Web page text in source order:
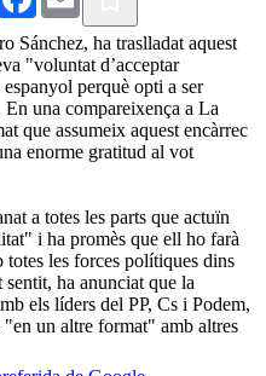
Sánchez, ha traslladat aquest
"voluntat d’acceptar
perquè opti a ser
una compareixença a La
que assumeix aquest encàrrec
enorme gratitud al vot
a totes les parts que actuïn
i ha promès que ell ho farà
totes les forces polítiques dins
ha anunciat que la
els líders del PP, Cs i Podem,
"en un altre format" amb altres